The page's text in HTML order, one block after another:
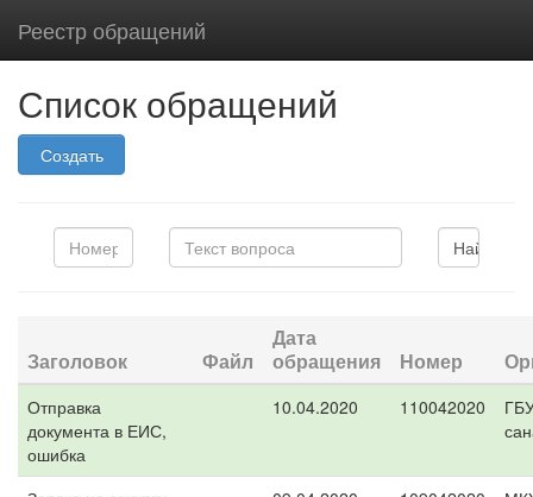
Реестр обращений
Список обращений
Создать
Заголовок Файл
Дата
обращения
Номер
Отправка
документа в ЕИС,
ошибка
10.04.2020 110042020